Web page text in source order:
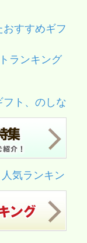
すすめギフ
ランキング
ト、のしな
気ランキン